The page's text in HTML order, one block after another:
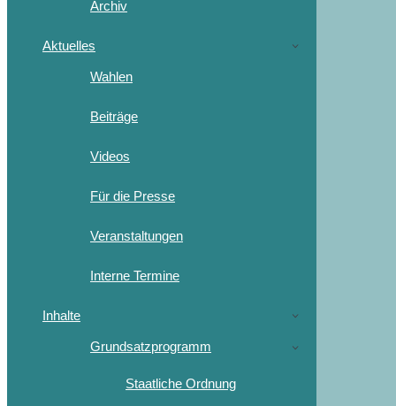
Archiv
Aktuelles
Wahlen
Beiträge
Videos
Für die Presse
Veranstaltungen
Interne Termine
Inhalte
Grundsatzprogramm
Staatliche Ordnung